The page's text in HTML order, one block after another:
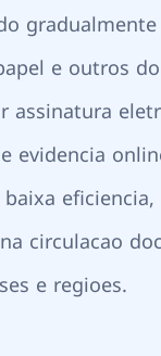
e outros
assinatura
evidencia
circulacao
e regioes.